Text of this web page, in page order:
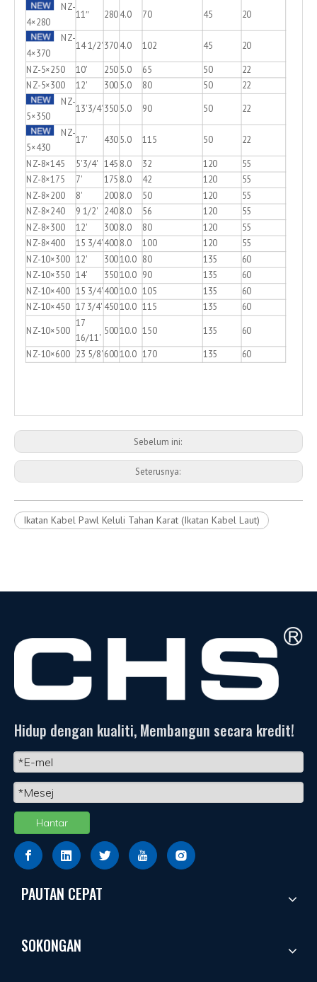
NZ-
4×280
11″ 2804.0 70 45 20
NZ-
4×370
14 1/2'3704.0 102 45
20
NZ-5×250
10' 2505.0 65 50
22
NZ-5×300
12' 3005.0 80 50
22
NZ-
5×350
13'3/4'3505.0 90 50
22
NZ-
5×430
17' 4305.0 115 50
22
NZ-8×145
5'3/4' 145 8.0 32 120
55
NZ-8×175
7' 175 8.0 42 120
55
NZ-8×200
8' 2008.0 50 120
55
NZ-8×240
9 1/2' 2408.0 56 120
55
NZ-8×300
12' 3008.0 80 120
55
NZ-8×400
15 3/4'4008.0 100 120
55
NZ-10×300 12' 30010.0 80 135
60
NZ-10×350 14' 35010.0 90 135
60
NZ-10×400 15 3/4'40010.0 105 135 60
NZ-10×450 17 3/4' 45010.0 115 135 60
NZ-10×500
17
16/11'
50010.0 150 135 60
NZ-10×600 23 5/8'60010.0 170 135 60
Sebelum ini:
Seterusnya:
Ikatan Kabel Pawl Keluli Tahan Karat (Ikatan Kabel Laut)
Hidup dengan kualiti, Membangun secara kredit!
Hantar
PAUTAN CEPAT
SOKONGAN